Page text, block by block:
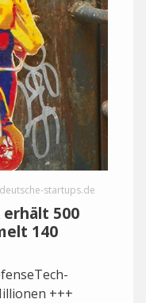
deutsche-startups.de
500
140
+++